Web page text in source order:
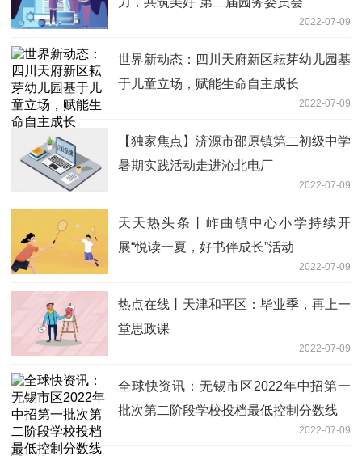
2022-07-09
世界新动态：四川天府新区耘芽幼儿园基
于儿童立场，赋能生命自主成长
2022-07-09
【独家焦点】济源市邵原镇第二初级中学
暑期实践活动走进沁北电厂
2022-07-09
天天热头条丨岞曲镇中心小学持续开
展“悦读一夏，好书伴成长”活动
2022-07-09
热点在线丨天津和平区：毕业季，再上一
堂思政课
2022-07-09
全球快资讯：无锡市区2022年中招第一
批次第二阶段学校投档最低控制分数线
2022-07-09